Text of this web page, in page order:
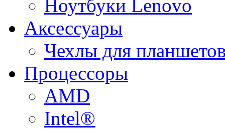
Ноутбуки Lenovo
Аксессуары
Чехлы для
Процессоры
AMD
Intel®